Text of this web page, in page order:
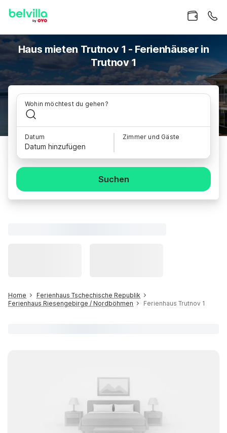
Haus mieten Trutnov 1 - Ferienhäuser in
Trutnov 1
Wohin möchtest du gehen?
Datum
Datum hinzufügen
Zimmer und Gäste
Suchen
Home
Ferienhaus Tschechische Republik
Ferienhaus Riesengebirge / Nordböhmen
Ferienhaus Trutnov 1